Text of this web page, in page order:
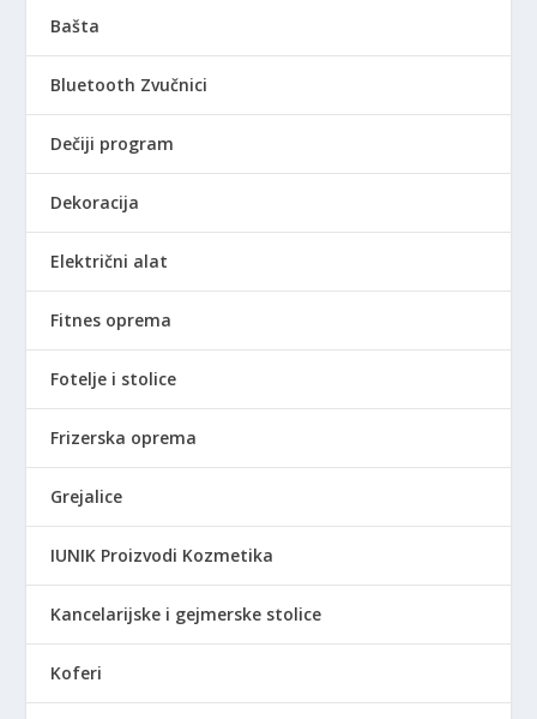
Bašta
Bluetooth Zvučnici
Dečiji program
Dekoracija
Električni alat
Fitnes oprema
Fotelje i stolice
Frizerska oprema
Grejalice
IUNIK Proizvodi Kozmetika
Kancelarijske i gejmerske stolice
Koferi